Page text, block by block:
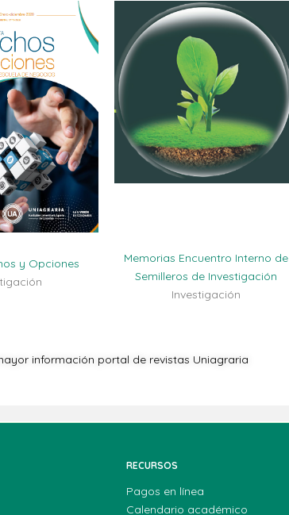
y Opciones
Memorias Encuentro Interno de
Semilleros de Investigación
Investigación
información portal de revistas Uniagraria
RECURSOS
Pagos en línea
Calendario académico